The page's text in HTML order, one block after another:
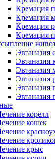
Кремация
Кремация
Кремация
Кремация
Эвтаназия
Эвтаназия
Эвтаназия
Эвтаназия
Эвтаназия
Эвтаназия
корелл
кошек
крыс